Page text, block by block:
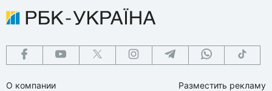
О компании
Разместить рекламу